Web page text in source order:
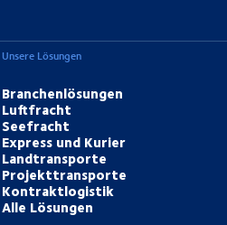
Unsere Lösungen
Branchenlösungen
Luftfracht
Seefracht
Express und Kurier
Landtransporte
Projekttransporte
Kontraktlogistik
Alle Lösungen